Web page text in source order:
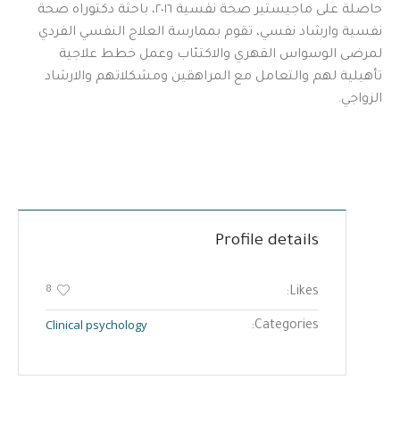
حاصلة على ماجيستير صحة نفسية ٢٠١٦، باحثة دكتوراه صحة
نفسية وارشاد نفسي، تقوم بممارسة العلاج النفسي الفردي
لمرضى الوسواس القهري والاكتئاب وعمل خطط علاجية
تأهيلية لهم والتعامل مع المراهقين ومشكلاتهم والارشاد
الزواجي.
Profile details
Likes:
8
Categories:
Clinical psychology